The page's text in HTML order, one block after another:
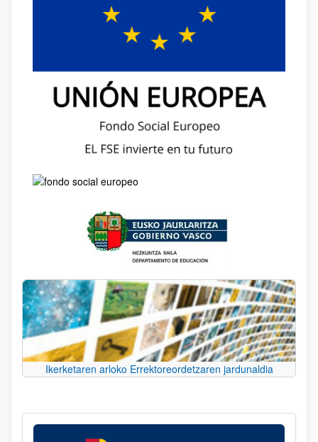
Ikerketaren arloko Errektoreordetzaren jardunaldia